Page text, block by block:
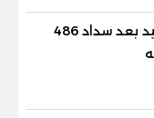
الإفراج عن إبراهيم سعيد بعد سداد 486